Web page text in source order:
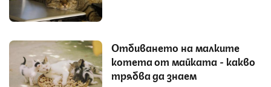
Отбиването на малките
котета от майката - какво
трябва да знаем